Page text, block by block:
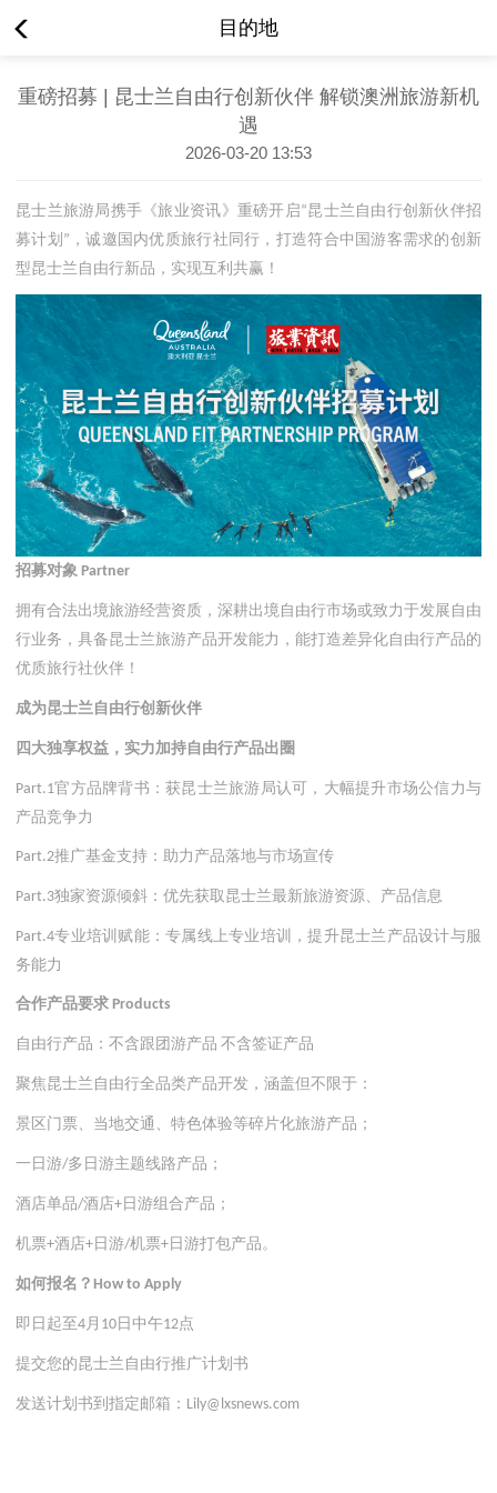
目的地
重磅招募 | 昆士兰自由行创新伙伴 解锁澳洲旅游新机
遇
2026-03-20 13:53
昆士兰旅游局携手《旅业资讯》重磅开启“昆士兰自由行创新伙伴招
募计划 ” ，诚邀国内优质旅行社同行，打造符合中国游客需求的创新
型昆士兰自由行新品，实现互利共赢！
招募对象 Partner
拥有合法出境旅游经营资质，深耕出境自由行市场或致力于发展自由
行业务，具备昆士兰旅游产品开发能力，能打造差异化自由行产品的
优质旅行社伙伴！
成为昆士兰自由行创新伙伴
四大独享权益，实力加持自由行产品出圈
Part.1官方品牌背书：获昆士兰旅游局认可，大幅提升市场公信力与
产品竞争力
Part.2推广基金支持：助力产品落地与市场宣传
Part.3独家资源倾斜：优先获取昆士兰最新旅游资源、产品信息
Part.4专业培训赋能：专属线上专业培训，提升昆士兰产品设计与服
务能力
合作产品要求 Products
自由行产品：不含跟团游产品 不含签证产品
聚焦昆士兰自由行全品类产品开发，涵盖但不限于：
景区门票、当地交通、特色体验等碎片化旅游产品；
一日游/多日游主题线路产品；
酒店单品/酒店+ 日游组合产品；
机票+酒店+ 日游/机票+ 日游打包产品。
如何报名？ How to Apply
即日起至4月 10 日中午12点
提交您的昆士兰自由行推广计划书
发送计划书到指定邮箱： Lily@lxsnews.com